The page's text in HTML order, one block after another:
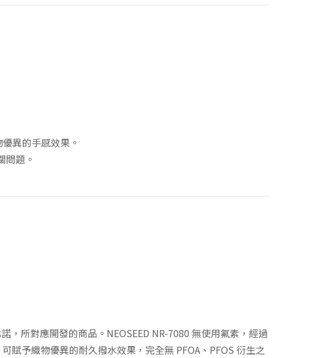
異的手感效果。
問題。
，所對應開發的商品。NEOSEED NR-7080 無使用氟素，經過
賦予織物優異的耐久撥水效果，完全無 PFOA、PFOS 衍生之